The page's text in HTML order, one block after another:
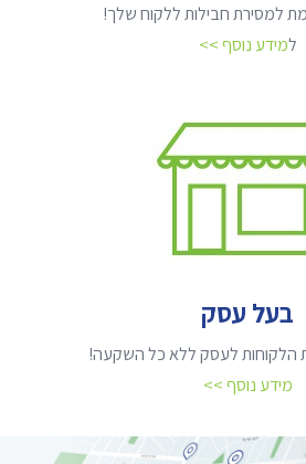
למסירת חבילות ללקוח שלך!
למידע נוסף >>
בעל עסק
הלקוחות לעסק ללא כל השקעה!
מידע נוסף >>